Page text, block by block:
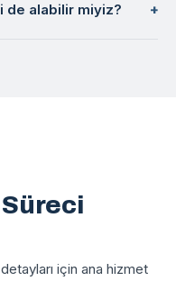
de alabilir miyiz?
için ana hizmet